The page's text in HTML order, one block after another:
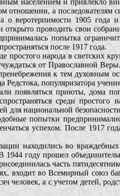
населением и привлекло
отношении, а
о веротерпимости 1905
проводить свои
попытка
после 1917 года.
простого народа в светских
от Православной
к тем духовным
популяризатора
появляться приюты, дома
среди
для национальной
попытки
успехом. После 1917
находились во
году прошел
часть
входит во Всемирный союз
человек, а с учетом детей,